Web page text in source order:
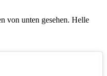
von unten gesehen. Helle